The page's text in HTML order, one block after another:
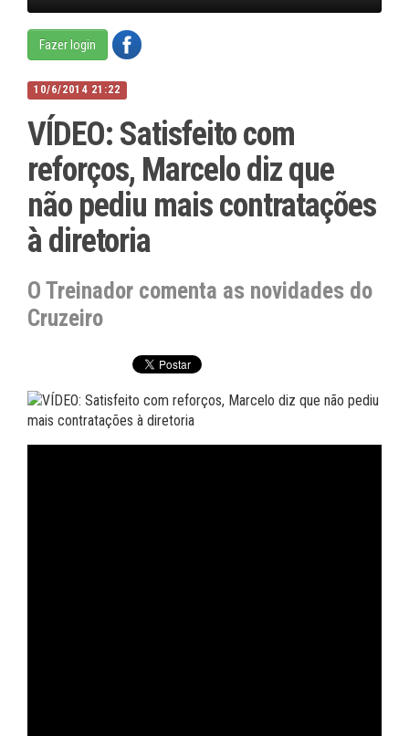
Fazer login
10/6/2014 21:22
VÍDEO: Satisfeito com
reforços, Marcelo diz que
não pediu mais contratações
à diretoria
O Treinador comenta as novidades do
Cruzeiro